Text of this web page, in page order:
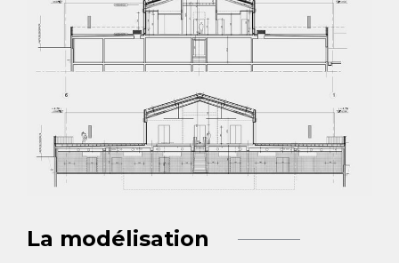
La modélisation